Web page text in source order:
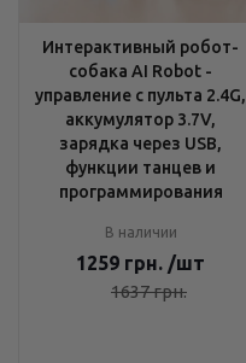
Интерактивный робот-
собака AI Robot -
управление с пульта 2.4G,
аккумулятор 3.7V,
зарядка через USB,
функции танцев и
программирования
В наличии
1259 грн. /шт
1637грн.